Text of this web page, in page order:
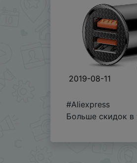
2019-08-11
#Aliexpress
Больше скидок в